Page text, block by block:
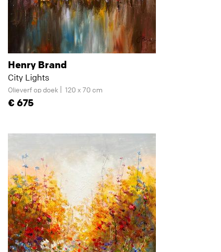
Henry Brand
City Lights
Olieverf op doek 120 x 70 cm
675